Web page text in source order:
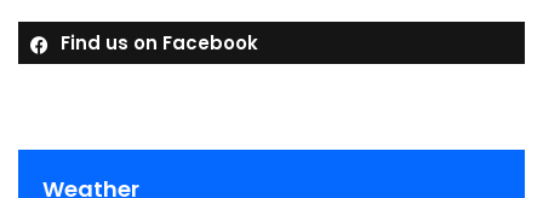
Find us on Facebook
Weather